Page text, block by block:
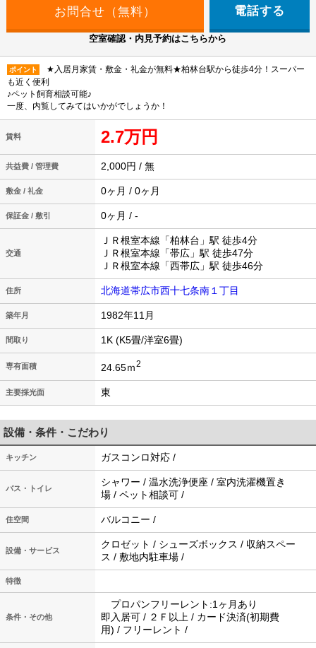
電話する
空室確認・内見予約はこちらから
ポイント
★入居月家賃・敷金・礼金が無料★柏林台駅から徒歩4分！スーパー
も近く便利
♪ペット飼育相談可能♪
一度、内覧してみてはいかがでしょうか！
賃料 2.7万円
共益費 / 管理費 2,000円 / 無
敷金 / 礼金 0ヶ月 / 0ヶ月
保証金 / 敷引 0ヶ月 / -
交通
ＪＲ根室本線「柏林台」駅 徒歩4分
ＪＲ根室本線「帯広」駅 徒歩47分
ＪＲ根室本線「西帯広」駅 徒歩46分
住所 北海道帯広市西十七条南１丁目
築年月 1982年11月
間取り 1K (K5畳/洋室6畳)
専有面積 24.65ｍ2
主要採光面 東
設備・条件・こだわり
キッチン ガスコンロ対応 /
バス・トイレ
シャワー / 温水洗浄便座 / 室内洗濯機置き
場 / ペット相談可 /
住空間 バルコニー /
設備・サービス
クロゼット / シューズボックス / 収納スペー
ス / 敷地内駐車場 /
特徴
条件・その他
プロパンフリーレント:1ヶ月あり
即入居可 / ２Ｆ以上 / カード決済(初期費
用) / フリーレント /